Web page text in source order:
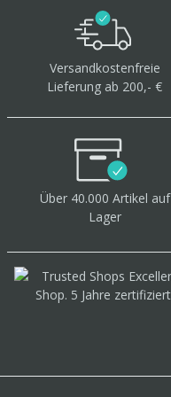
Versandkostenfreie
Lieferung ab 200,- €
Über 40.000 Artikel auf
Lager